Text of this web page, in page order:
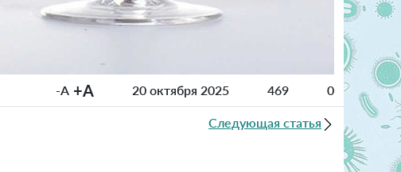
-A +A 20 октября 2025 469 0
Следующая статья